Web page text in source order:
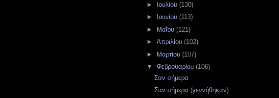
►
Ιουλίου (130)
►
Ιουνίου (113)
►
Μαΐου (121)
► Απριλίου (102)
►
Μαρτίου (107)
▼ Φεβρουαρίου (106)
Σαν σήμερα
Σαν σήμερα (γεννήθηκαν)